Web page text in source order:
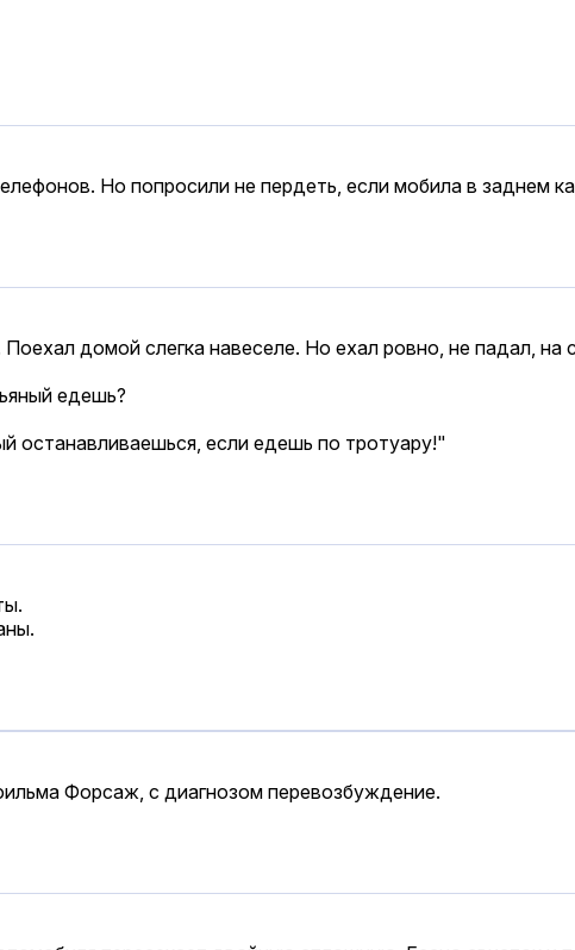
Но попросили не пердеть, если мобила в заднем
домой слегка навеселе. Но ехал ровно, не падал, на
едешь?
останавливаешься, если едешь по тротуару!"
Форсаж, с диагнозом перевозбуждение.